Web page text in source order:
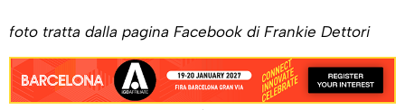
foto tratta dalla pagina Facebook di Frankie Dettori